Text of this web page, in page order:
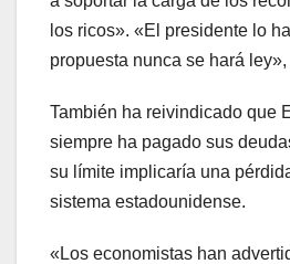
los ricos». «El presidente lo
propuesta nunca se hará
También ha reivindicado que
siempre ha pagado sus
su límite implicaría una
sistema estadounidense.
«Los economistas han